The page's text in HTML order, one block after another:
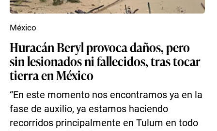
Huracán Beryl provoca daños, pero
sin lesionados ni fallecidos, tras tocar
tierra en México
“En este momento nos encontramos ya en la
fase de auxilio, ya estamos haciendo
recorridos principalmente en Tulum en todo
México